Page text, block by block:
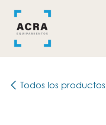
Todos los productos